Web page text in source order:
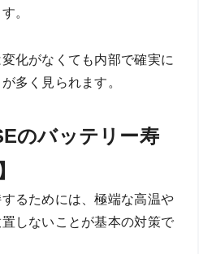
。
化がなくても内部で確実に
多く見られます。
のバッテリー寿
るためには、極端な高温や
しないことが基本の対策で